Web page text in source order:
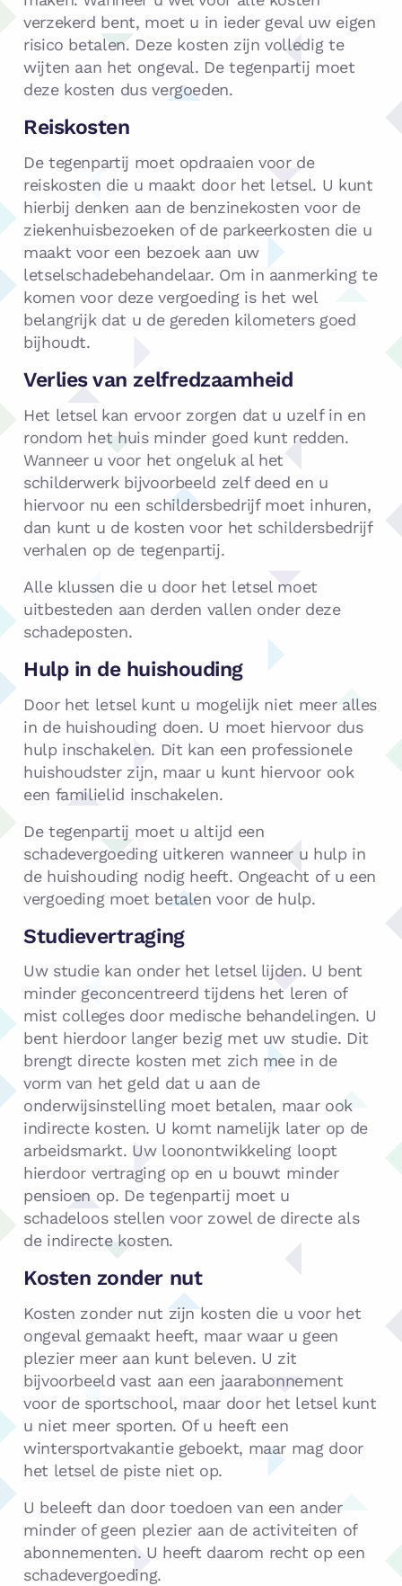
verzekerd bent, moet u in ieder geval uw eigen
risico betalen. Deze kosten zijn volledig te
wijten aan het ongeval. De tegenpartij moet
deze kosten dus vergoeden.
Reiskosten
De tegenpartij moet opdraaien voor de
reiskosten die u maakt door het letsel. U kunt
hierbij denken aan de benzinekosten voor de
ziekenhuisbezoeken of de parkeerkosten die u
maakt voor een bezoek aan uw
letselschadebehandelaar. Om in aanmerking te
komen voor deze vergoeding is het wel
belangrijk dat u de gereden kilometers goed
bijhoudt.
Verlies van zelfredzaamheid
Het letsel kan ervoor zorgen dat u uzelf in en
rondom het huis minder goed kunt redden.
Wanneer u voor het ongeluk al het
schilderwerk bijvoorbeeld zelf deed en u
hiervoor nu een schildersbedrijf moet inhuren,
dan kunt u de kosten voor het schildersbedrijf
verhalen op de tegenpartij.
Alle klussen die u door het letsel moet
uitbesteden aan derden vallen onder deze
schadeposten.
Hulp in de huishouding
Door het letsel kunt u mogelijk niet meer alles
in de huishouding doen. U moet hiervoor dus
hulp inschakelen. Dit kan een professionele
huishoudster zijn, maar u kunt hiervoor ook
een familielid inschakelen.
De tegenpartij moet u altijd een
schadevergoeding uitkeren wanneer u hulp in
de huishouding nodig heeft. Ongeacht of u een
vergoeding moet betalen voor de hulp.
Studievertraging
Uw studie kan onder het letsel lijden. U bent
minder geconcentreerd tijdens het leren of
mist colleges door medische behandelingen. U
bent hierdoor langer bezig met uw studie. Dit
brengt directe kosten met zich mee in de
vorm van het geld dat u aan de
onderwijsinstelling moet betalen, maar ook
indirecte kosten. U komt namelijk later op de
arbeidsmarkt. Uw loonontwikkeling loopt
hierdoor vertraging op en u bouwt minder
pensioen op. De tegenpartij moet u
schadeloos stellen voor zowel de directe als
de indirecte kosten.
Kosten zonder nut
Kosten zonder nut zijn kosten die u voor het
ongeval gemaakt heeft, maar waar u geen
plezier meer aan kunt beleven. U zit
bijvoorbeeld vast aan een jaarabonnement
voor de sportschool, maar door het letsel kunt
u niet meer sporten. Of u heeft een
wintersportvakantie geboekt, maar mag door
het letsel de piste niet op.
U beleeft dan door toedoen van een ander
minder of geen plezier aan de activiteiten of
abonnementen. U heeft daarom recht op een
schadevergoeding.